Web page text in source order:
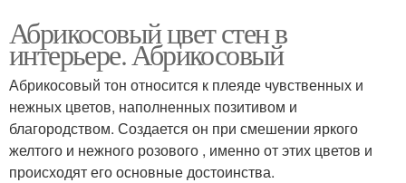
Абрикосовый цвет стен в
интерьере. Абрикосовый
Абрикосовый тон относится к плеяде чувственных и
нежных цветов, наполненных позитивом и
благородством. Создается он при смешении яркого
желтого и нежного розового , именно от этих цветов и
происходят его основные достоинства.